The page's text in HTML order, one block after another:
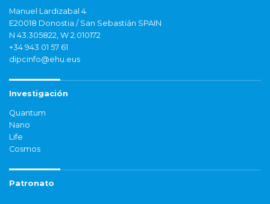
Manuel Lardizabal 4
E20018 Donostia / San Sebastián SPAIN
N 43.305822, W 2.010172
+34 943 01 57 61
dipcinfo@ehu.eus
Investigación
Quantum
Nano
Life
Cosmos
Patronato